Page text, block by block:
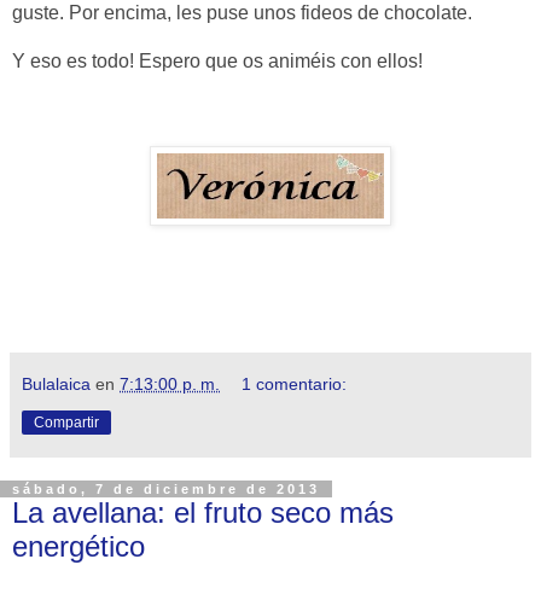
guste. Por encima, les puse unos fideos de chocolate.
Y eso es todo! Espero que os animéis con ellos!
Bulalaica en 7:13:00 p. m. 1 comentario:
Compartir
sábado, 7 de diciembre de 2013
La avellana: el fruto seco más
energético